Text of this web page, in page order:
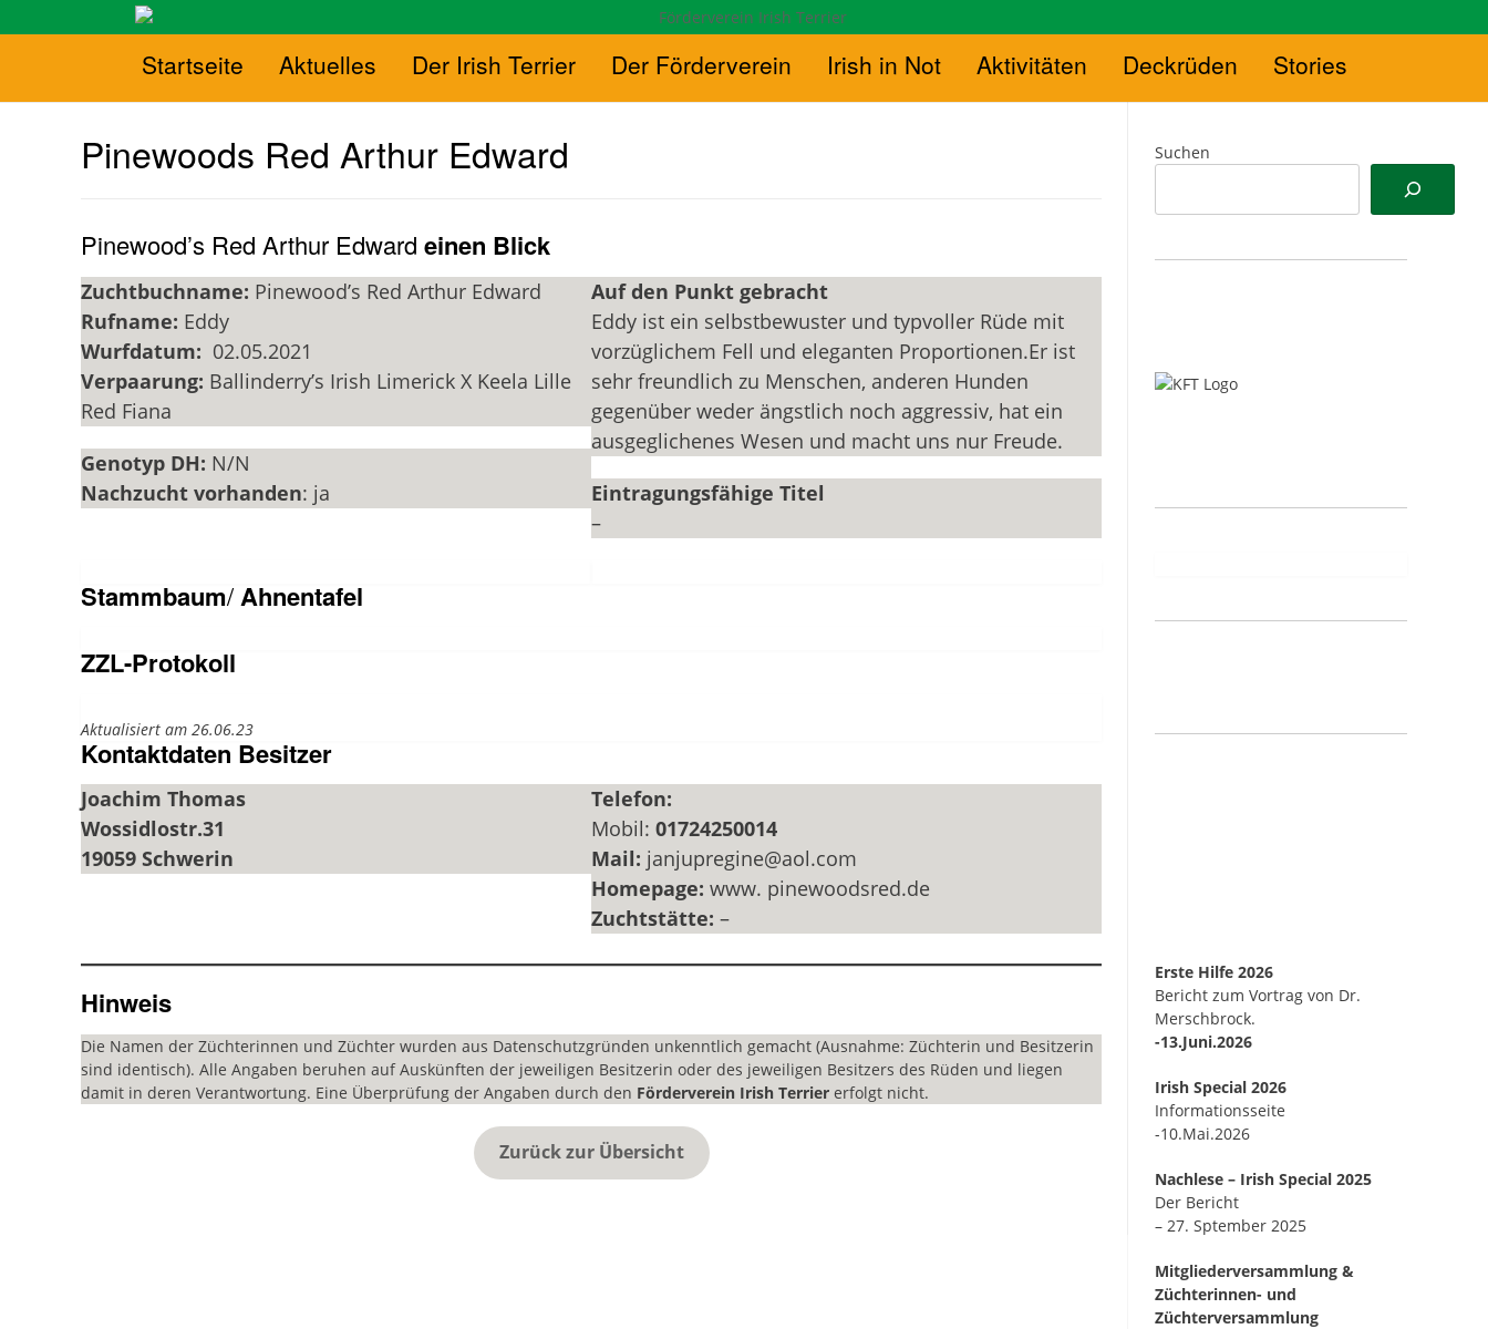
Startseite Aktuelles Der Irish Terrier Der Förderverein Irish in Not Aktivitäten Deckrüden Stories
Pinewoods Red Arthur Edward
Pinewood’s Red Arthur Edward einen Blick
Zuchtbuchname: Pinewood’s Red Arthur Edward
Rufname: Eddy
Wurfdatum: 02.05.2021
Verpaarung: Ballinderry’s Irish Limerick X Keela Lille
Red Fiana
Genotyp DH: N/N
Nachzucht vorhanden: ja
Auf den Punkt gebracht
Eddy ist ein selbstbewuster und typvoller Rüde mit
vorzüglichem Fell und eleganten Proportionen.Er ist
sehr freundlich zu Menschen, anderen Hunden
gegenüber weder ängstlich noch aggressiv, hat ein
ausgeglichenes Wesen und macht uns nur Freude.
Eintragungsfähige Titel
–
Stammbaum/Ahnentafel
ZZL-Protokoll
Aktualisiert am 26.06.23
Kontaktdaten Besitzer
Joachim Thomas
Wossidlostr.31
19059 Schwerin
Telefon:
Mobil:01724250014
Mail: janjupregine@aol.com
Homepage: www. pinewoodsred.de
Zuchtstätte: –
Hinweis
Die Namen der Züchterinnen und Züchter wurden aus Datenschutzgründen unkenntlich gemacht (Ausnahme: Züchterin und Besitzerin
sind identisch). Alle Angaben beruhen auf Auskünften der jeweiligen Besitzerin oder des jeweiligen Besitzers des Rüden und liegen
damit in deren Verantwortung. Eine Überprüfung der Angaben durch den Förderverein Irish Terrier erfolgt nicht.
Zurück zur Übersicht
Suchen
Erste Hilfe 2026
Bericht zum Vortrag von Dr.
Merschbrock.
-13.Juni.2026
Irish Special 2026
Informationsseite
-10.Mai.2026
Nachlese – Irish Special 2025
Der Bericht
– 27. Sptember 2025
Mitgliederversammlung &
Züchterinnen- und
Züchterversammlung